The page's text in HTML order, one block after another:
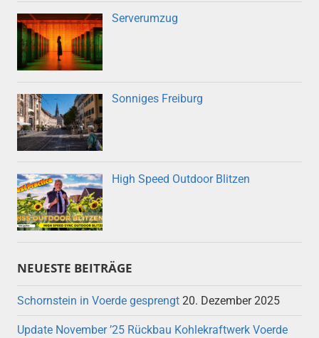
Serverumzug
Sonniges Freiburg
High Speed Outdoor Blitzen
NEUESTE BEITRÄGE
Schornstein in Voerde gesprengt 20. Dezember 2025
Update November ’25 Rückbau Kohlekraftwerk Voerde